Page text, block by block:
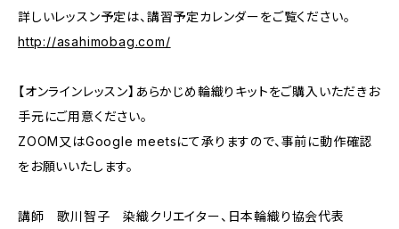
詳しいレッスン予定は、講習予定カレンダーをご覧ください。
http://asahimobag.com/
【オンラインレッスン】あらかじめ輪織りキットをご購入いただきお
手元にご用意ください。
ZOOM又はGoogle meetsにて承りますので、事前に動作確認
をお願いいたします。
講師 歌川智子 染織クリエイター、日本輪織り協会代表